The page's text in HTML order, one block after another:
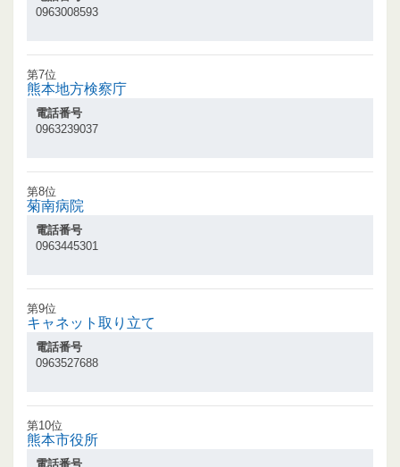
0963008593
第7位
熊本地方検察庁
電話番号
0963239037
第8位
菊南病院
電話番号
0963445301
第9位
キャネット取り立て
電話番号
0963527688
第10位
熊本市役所
電話番号